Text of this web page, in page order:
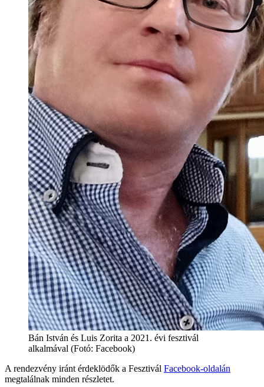
Bán István és Luis Zorita a 2021. évi fesztivál
alkalmával (Fotó: Facebook)
A rendezvény iránt érdeklödők a Fesztivál Facebook-oldalán
megtalálnak minden részletet.